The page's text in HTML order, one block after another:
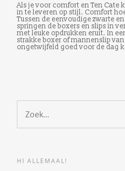
Als je voor comfort en Ten Cate
in te leveren op stijl. Comfort
Tussen de eenvoudige zwarte
springen de boxers en slips in
met leuke opdrukken eruit. In
strakke boxer of mannenslip van
ongetwijfeld goed voor de dag
HI ALLEMAAL!